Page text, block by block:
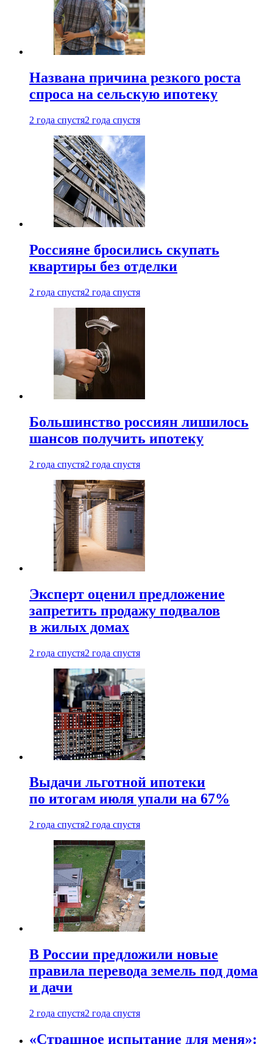
Названа причина резкого роста
спроса на сельскую ипотеку
2 года спустя2 года спустя
Россияне бросились скупать
квартиры без отделки
2 года спустя2 года спустя
Большинство россиян лишилось
шансов получить ипотеку
2 года спустя2 года спустя
Эксперт оценил предложение
запретить продажу подвалов
в жилых домах
2 года спустя2 года спустя
Выдачи льготной ипотеки
по итогам июля упали на 67%
2 года спустя2 года спустя
В России предложили новые
правила перевода земель под дома
и дачи
2 года спустя2 года спустя
«Страшное испытание для меня»: